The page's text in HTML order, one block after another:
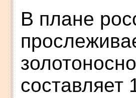
В плане
составляет